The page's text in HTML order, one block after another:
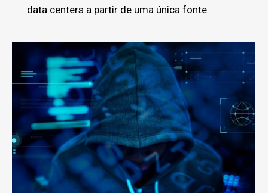
data centers a partir de uma única fonte.